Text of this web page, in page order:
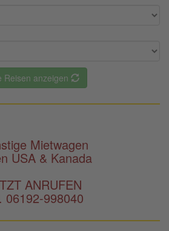
Reisen anzeigen
Mietwagen
USA & Kanada
ANRUFEN
06192-998040